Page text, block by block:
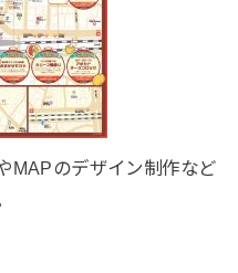
MAPのデザイン制作など